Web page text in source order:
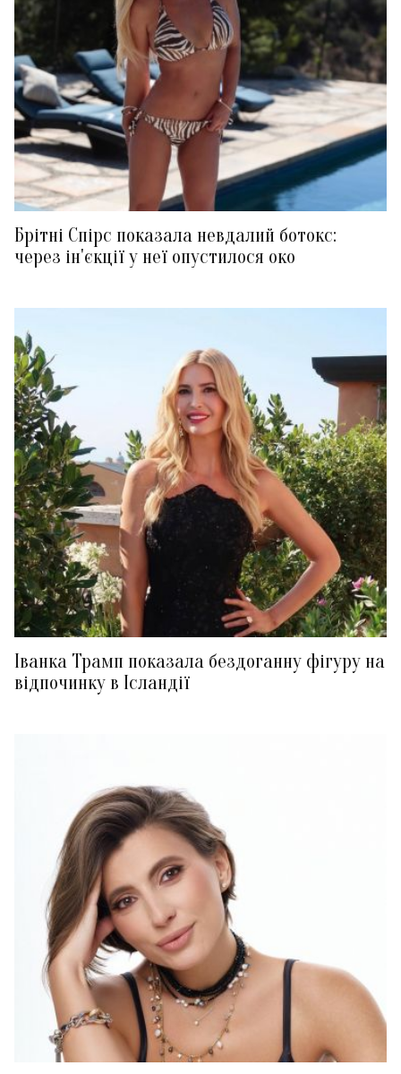
Брітні Спірс показала невдалий ботокс:
через ін'єкції у неї опустилося око
Іванка Трамп показала бездоганну фігуру на
відпочинку в Ісландії